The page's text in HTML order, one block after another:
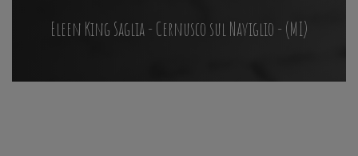
Eleen King Saglia - Cernusco sul Naviglio - (MI)